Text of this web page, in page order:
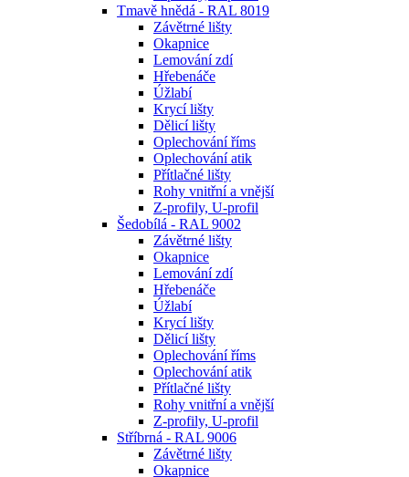
Tmavě hnědá - RAL 8019
Závětrné lišty
Okapnice
Lemování zdí
Hřebenáče
Úžlabí
Krycí lišty
Dělicí lišty
Oplechování říms
Oplechování atik
Přítlačné lišty
Rohy vnitřní a vnější
Z-profily, U-profil
Šedobílá - RAL 9002
Závětrné lišty
Okapnice
Lemování zdí
Hřebenáče
Úžlabí
Krycí lišty
Dělicí lišty
Oplechování říms
Oplechování atik
Přítlačné lišty
Rohy vnitřní a vnější
Z-profily, U-profil
Stříbrná - RAL 9006
Závětrné lišty
Okapnice